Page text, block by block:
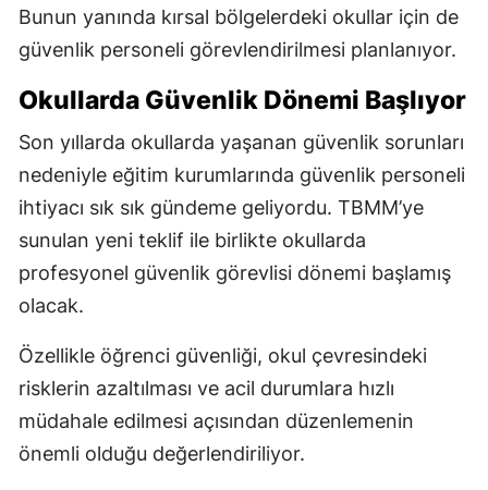
Bunun yanında kırsal bölgelerdeki okullar için de
güvenlik personeli görevlendirilmesi planlanıyor.
Okullarda Güvenlik Dönemi Başlıyor
Son yıllarda okullarda yaşanan güvenlik sorunları
nedeniyle eğitim kurumlarında güvenlik personeli
ihtiyacı sık sık gündeme geliyordu. TBMM’ye
sunulan yeni teklif ile birlikte okullarda
profesyonel güvenlik görevlisi dönemi başlamış
olacak.
Özellikle öğrenci güvenliği, okul çevresindeki
risklerin azaltılması ve acil durumlara hızlı
müdahale edilmesi açısından düzenlemenin
önemli olduğu değerlendiriliyor.